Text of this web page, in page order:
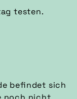
testen.
befindet sich